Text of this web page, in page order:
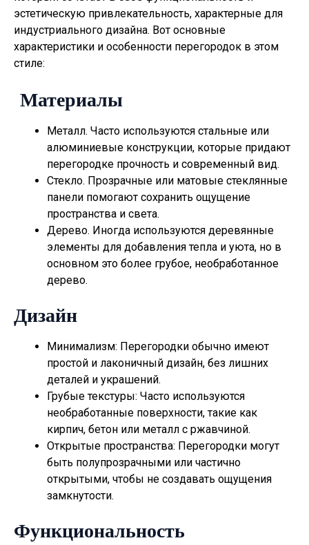
эстетическую привлекательность, характерные для
индустриального дизайна. Вот основные
характеристики и особенности перегородок в этом
стиле:
Материалы
Металл. Часто используются стальные или
алюминиевые конструкции, которые придают
перегородке прочность и современный вид.
Стекло. Прозрачные или матовые стеклянные
панели помогают сохранить ощущение
пространства и света.
Дерево. Иногда используются деревянные
элементы для добавления тепла и уюта, но в
основном это более грубое, необработанное
дерево.
Дизайн
Минимализм: Перегородки обычно имеют
простой и лаконичный дизайн, без лишних
деталей и украшений.
Грубые текстуры: Часто используются
необработанные поверхности, такие как
кирпич, бетон или металл с ржавчиной.
Открытые пространства: Перегородки могут
быть полупрозрачными или частично
открытыми, чтобы не создавать ощущения
замкнутости.
Функциональность